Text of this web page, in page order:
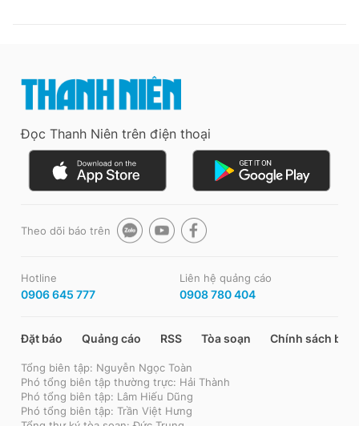
Đọc Thanh Niên trên điện thoại
Theo dõi báo trên
Hotline
0906 645 777
Liên hệ quảng cáo
0908 780 404
Đặt báo Quảng cáo RSS Tòa soạn Chính sách bảo
Tổng biên tập: Nguyễn Ngọc Toàn
Phó tổng biên tập thường trực: Hải Thành
Phó tổng biên tập: Lâm Hiếu Dũng
Phó tổng biên tập: Trần Việt Hưng